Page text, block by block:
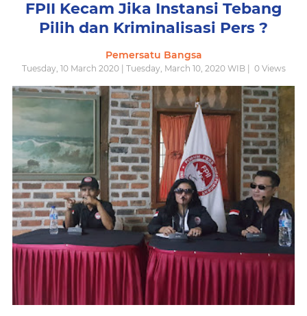
FPII Kecam Jika Instansi Tebang
Pilih dan Kriminalisasi Pers ?
Pemersatu Bangsa
Tuesday, 10 March 2020 | Tuesday, March 10, 2020 WIB | 0Views